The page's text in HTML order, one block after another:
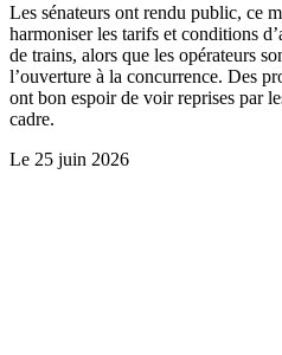
Les sénateurs ont rendu public, ce
harmoniser les tarifs et conditions
de trains, alors que les opérateurs
l’ouverture à la concurrence. Des
ont bon espoir de voir reprises par
cadre.
Le 25 juin 2026